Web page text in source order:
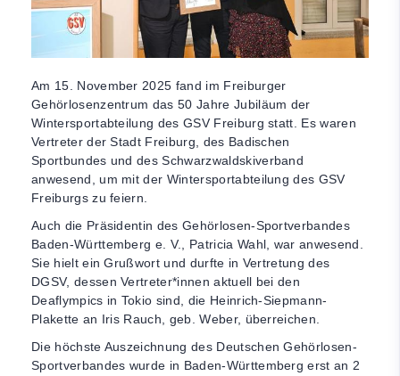
Am 15. November 2025 fand im Freiburger
Gehörlosenzentrum das 50 Jahre Jubiläum der
Wintersportabteilung des GSV Freiburg statt. Es waren
Vertreter der Stadt Freiburg, des Badischen
Sportbundes und des Schwarzwaldskiverband
anwesend, um mit der Wintersportabteilung des GSV
Freiburgs zu feiern.
Auch die Präsidentin des Gehörlosen-Sportverbandes
Baden-Württemberg e. V., Patricia Wahl, war anwesend.
Sie hielt ein Grußwort und durfte in Vertretung des
DGSV, dessen Vertreter*innen aktuell bei den
Deaflympics in Tokio sind, die Heinrich-Siepmann-
Plakette an Iris Rauch, geb. Weber, überreichen.
Die höchste Auszeichnung des Deutschen Gehörlosen-
Sportverbandes wurde in Baden-Württemberg erst an 2